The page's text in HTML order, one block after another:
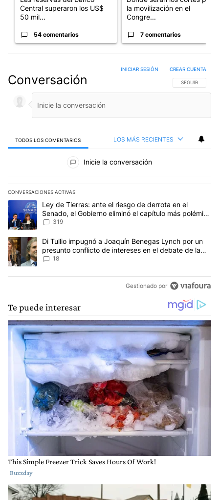
Central superaron los US$
50 mil...
54 comentarios
la movilización en el
Congre...
7 comentarios
Conversación SIGA ESTA
SEGUIR
INICIAR SESIÓN CREAR CUENTA
TODOS LOS COMENTARIOS LOS MÁS RECIENTES
Todos los comentarios
Inicie la conversación
CONVERSACIONES ACTIVAS
Este listado muestra los artículos con más comentarios en los
Un artículo de tendencia con el título "Ley de Tierras: ante el
Ley de Tierras: ante el riesgo de derrota en el
Senado, el Gobierno eliminó el capítulo más polémico
del proyecto
319
Un artículo de tendencia con el título "Di Tullio impugnó a
Di Tullio impugnó a Joaquín Benegas Lynch por un
presunto conflicto de intereses en el debate de la
Ley de Tierras
18
Gestionado por